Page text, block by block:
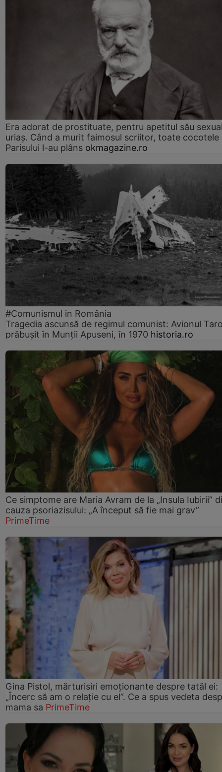
Era adorat de prostituate, pentru apetitul său
uriaș. Când a murit faimosul scriitor, toate cocotele
Parisului l-au plâns okmagazine.ro
#Comunismul in România
Tragedia ascunsă de regimul comunist: Avionul
prăbușit în Munții Apuseni, în 1970 historia.ro
Ce simptome are Maria Avram de la „Insula Iubirii”
cauza psoriazisului: „A început să fie mai grav”
PrimeTime
Gina Pistol, mărturisiri emoționante despre tatăl ei:
„Încerc să am o relație cu el”. Ce a spus vedeta
mama sa PrimeTime